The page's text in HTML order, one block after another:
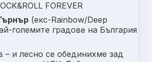
FOREVER
(екс-Rainbow/Deep
големите градове на България
– и лесно се обединихме зад